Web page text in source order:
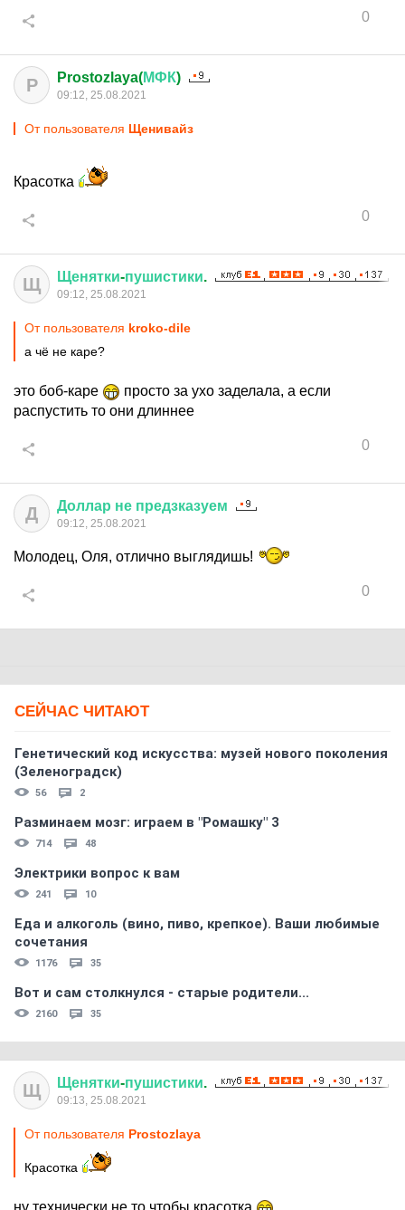
0
P Prostozlaya(МФК)
09:12, 25.08.2021
От пользователя Щенивайз
Красотка
0
Щ Щенятки-пушистики.
09:12, 25.08.2021
От пользователя kroko-dile
а чё не каре?
это боб-каре
просто за ухо заделала, а если
распустить то они длиннее
0
Д Доллар не предзказуем
09:12, 25.08.2021
Молодец, Оля, отлично выглядишь!
0
СЕЙЧАС ЧИТАЮТ
Генетический код искусства: музей нового поколения
(Зеленоградск)
56 2
Разминаем мозг: играем в "Ромашку" 3
714 48
Электрики вопрос к вам
241 10
Еда и алкоголь (вино, пиво, крепкое). Ваши любимые
сочетания
1176 35
Вот и сам столкнулся - старые родители...
2160 35
Щ Щенятки-пушистики.
09:13, 25.08.2021
От пользователя Prostozlaya
Красотка
ну технически не то чтобы красотка